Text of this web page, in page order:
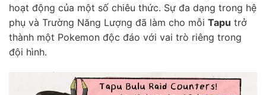
hoạt động của một số chiêu thức. Sự đa dạng trong hệ
phụ và Trường Năng Lượng đã làm cho mỗi Tapu trở
thành một Pokemon độc đáo với vai trò riêng trong
đội hình.